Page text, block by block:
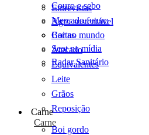
Entrevistas
Agro sustentável
Cartas
Scot na mídia
Radar Sanitário
Couro e sebo
Mercado futuro
Boi no mundo
Atacado
Equivalentes
Leite
Grãos
Reposição
Carne
Carne
Boi gordo